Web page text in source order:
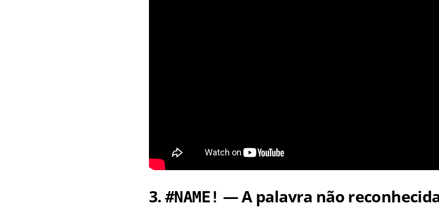
3.#NAME! — A palavra não